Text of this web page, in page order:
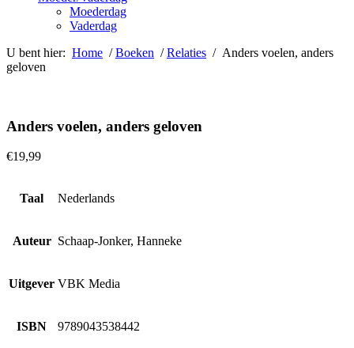
Moederdag
Vaderdag
U bent hier: Home /Boeken /Relaties / Anders voelen, anders
geloven
Anders voelen, anders geloven
€19,99
Taal Nederlands
Auteur Schaap-Jonker, Hanneke
Uitgever VBK Media
ISBN 9789043538442